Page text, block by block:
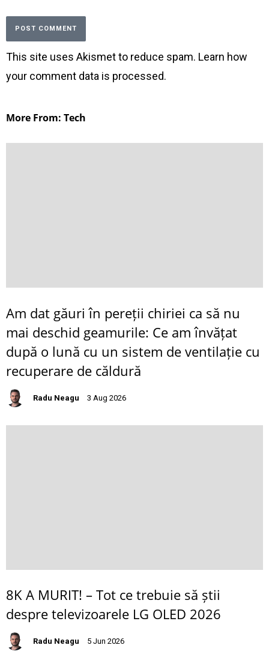
This site uses Akismet to reduce spam. Learn how
your comment data is processed.
More From: Tech
Am dat găuri în pereții chiriei ca să nu
mai deschid geamurile: Ce am învățat
după o lună cu un sistem de ventilație cu
recuperare de căldură
Radu Neagu 3 Aug 2026
8K A MURIT! – Tot ce trebuie să știi
despre televizoarele LG OLED 2026
Radu Neagu 5 Jun 2026